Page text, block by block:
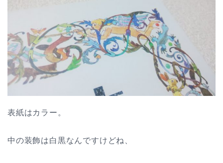
表紙はカラー。
中の装飾は白黒なんですけどね、